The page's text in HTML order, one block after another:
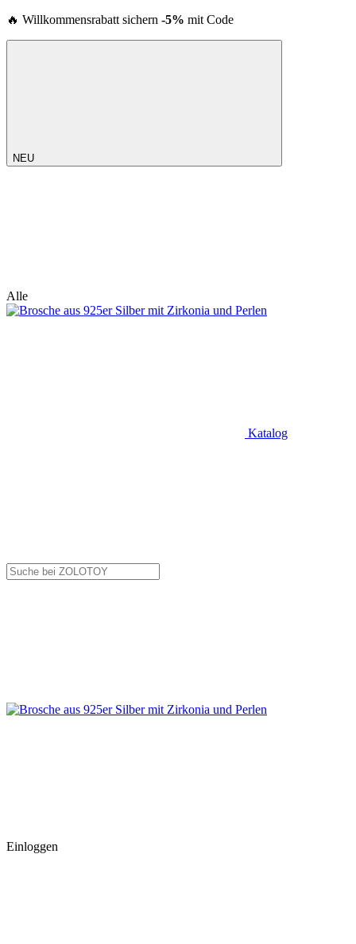
🔥 Willkommensrabatt sichern -5% mit Code
NEU
Alle
Katalog
Einloggen